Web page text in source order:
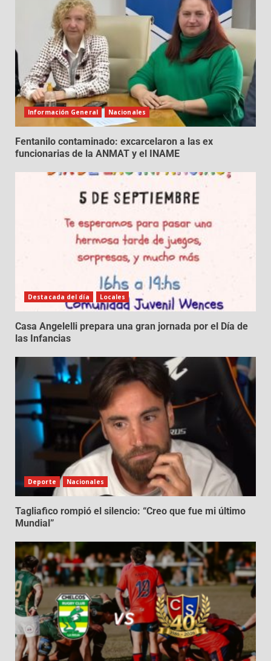
Información General Nacionales
Fentanilo contaminado: excarcelaron a las ex
funcionarias de la ANMAT y el INAME
Destacada del día Locales
Casa Angelelli prepara una gran jornada por el Día de
las Infancias
Deporte Nacionales
Tagliafico rompió el silencio: “Creo que fue mi último
Mundial”